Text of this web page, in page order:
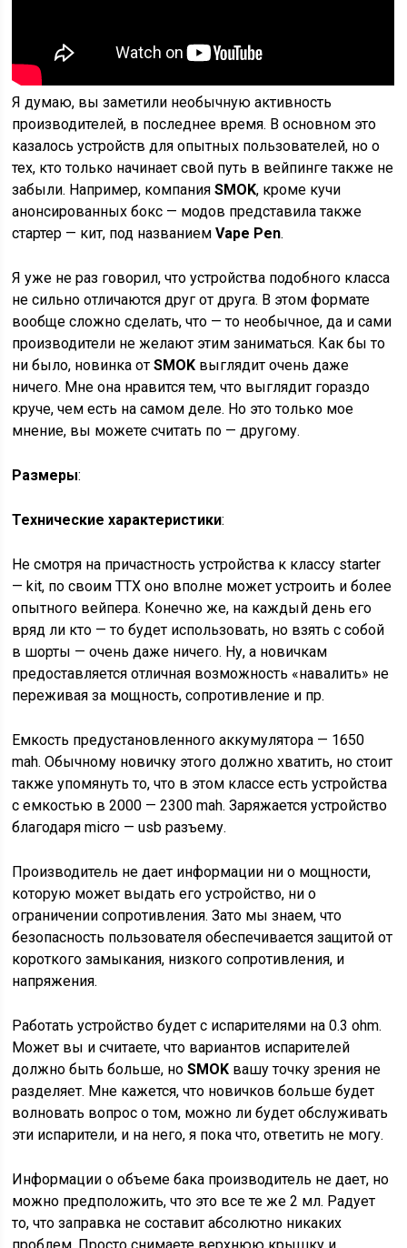
Я думаю, вы заметили необычную активность
производителей, в последнее время. В основном это
казалось устройств для опытных пользователей, но о
тех, кто только начинает свой путь в вейпинге также не
забыли. Например, компанияSMOK, кроме кучи
анонсированных бокс — модов представила также
стартер — кит, под названиемVape Pen.
Я уже не раз говорил, что устройства подобного класса
не сильно отличаются друг от друга. В этом формате
вообще сложно сделать, что — то необычное, да и сами
производители не желают этим заниматься. Как бы то
ни было, новинка отSMOK выглядит очень даже
ничего. Мне она нравится тем, что выглядит гораздо
круче, чем есть на самом деле. Но это только мое
мнение, вы можете считать по — другому.
Размеры:
Технические характеристики:
Не смотря на причастность устройства к классу starter
— kit, по своим ТТХ оно вполне может устроить и более
опытного вейпера. Конечно же, на каждый день его
вряд ли кто — то будет использовать, но взять с собой
в шорты — очень даже ничего. Ну, а новичкам
предоставляется отличная возможность «навалить» не
переживая за мощность, сопротивление и пр.
Емкость предустановленного аккумулятора — 1650
mah. Обычному новичку этого должно хватить, но стоит
также упомянуть то, что в этом классе есть устройства
с емкостью в 2000 — 2300 mah. Заряжается устройство
благодаря micro — usb разъему.
Производитель не дает информации ни о мощности,
которую может выдать его устройство, ни о
ограничении сопротивления. Зато мы знаем, что
безопасность пользователя обеспечивается защитой от
короткого замыкания, низкого сопротивления, и
напряжения.
Работать устройство будет с испарителями на 0.3 ohm.
Может вы и считаете, что вариантов испарителей
должно быть больше, ноSMOK вашу точку зрения не
разделяет. Мне кажется, что новичков больше будет
волновать вопрос о том, можно ли будет обслуживать
эти испарители, и на него, я пока что, ответить не могу.
Информации о объеме бака производитель не дает, но
можно предположить, что это все те же 2 мл. Радует
то, что заправка не составит абсолютно никаких